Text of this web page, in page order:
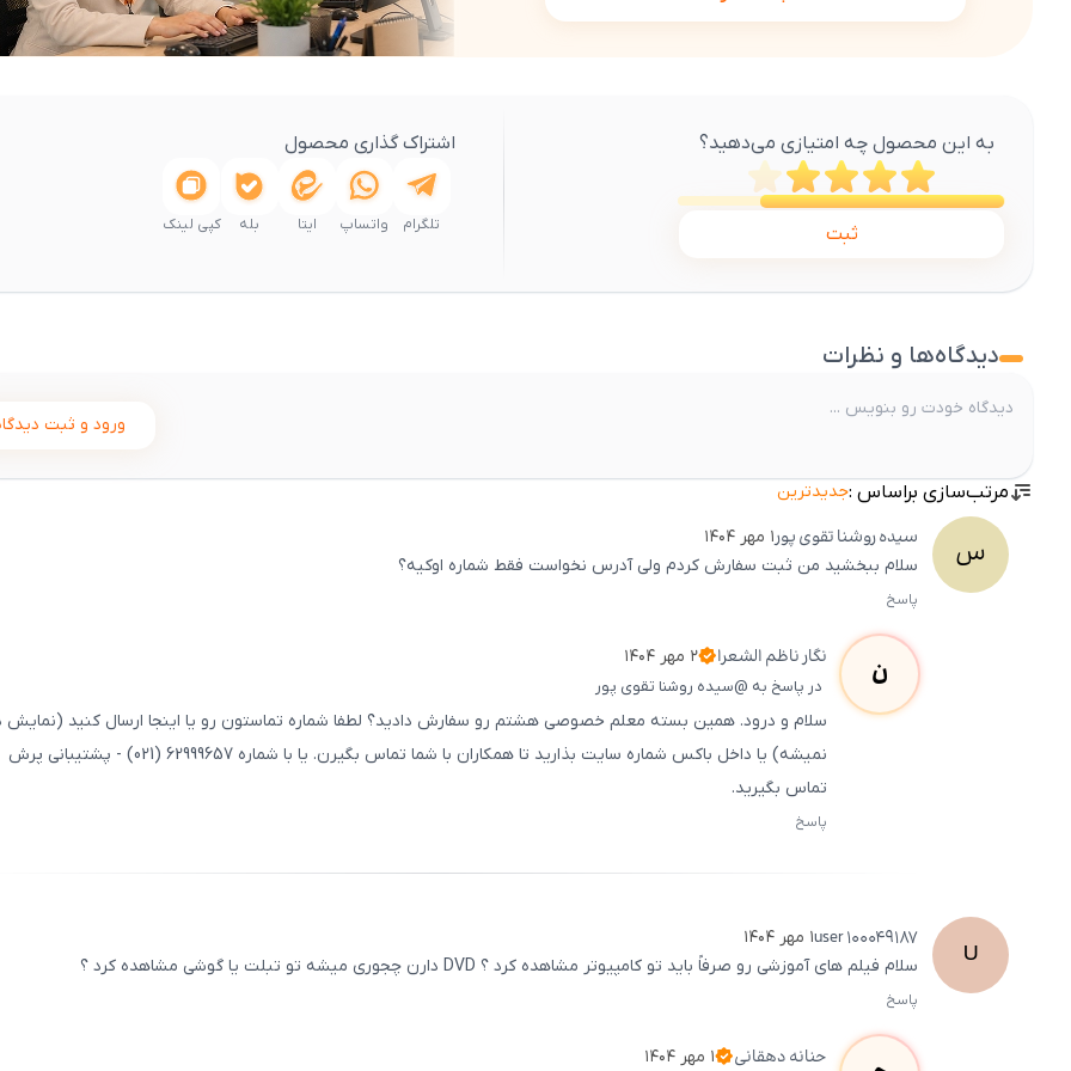
به این محصول چه امتیازی می‌دهید؟
ثبت
اشتراک گذاری محصول
تلگرام واتساپ ایتا بله کپی لینک
دیدگاه‌ها و نظرات
ورود و ثبت
مرتب‌سازی براساس :جدیدترین
س سیده روشناتقوی پور۱ مهر ۱۴۰۴
سلام ببخشید من ثبت سفارش کردم ولی آدرس نخواست فقط شماره اوکیه؟
پاسخ
ن نگارناظم الشعرا ۲ مهر ۱۴۰۴
در پاسخ به @سیده روشنا تقوی پور
سلام و درود. همین بسته معلم خصوصی هشتم رو سفارش دادید؟ لطفا شماره تماستون رو یا اینجا ارسال کنید (نمایش
نمیشه) یا داخل باکس شماره سایت بذارید تا همکاران با شما تماس بگیرن. یا با شماره 62999657 (021) - پشتیبانی پرش
تماس بگیرید.
پاسخ
U
user100049187
۱ مهر ۱۴۰۴
سلام فیلم های آموزشی رو صرفاً باید تو کامپیوتر مشاهده کرد ؟ DVD دارن چجوری میشه تو تبلت یا گوشی مشاهده کرد ؟
پاسخ
حنانهدهقانی ۱ مهر ۱۴۰۴